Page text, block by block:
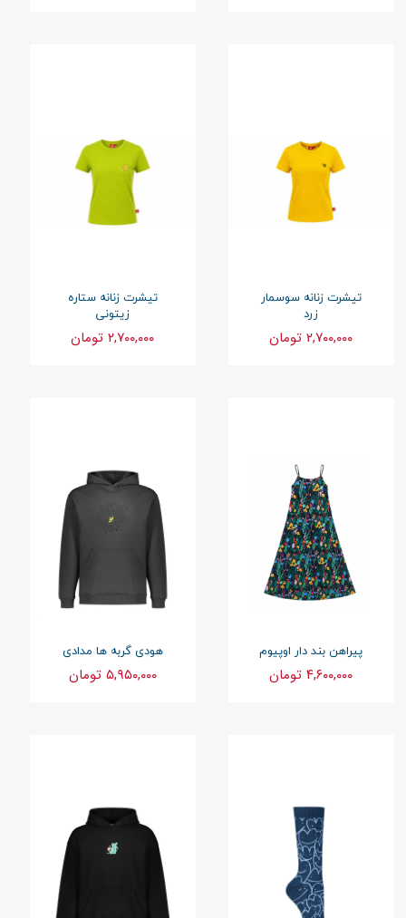
تیشرت زنانه سوسمار
زرد
۲,۷۰۰,۰۰۰ تومان
تیشرت زنانه ستاره
زیتونی
۲,۷۰۰,۰۰۰ تومان
پیراهن بند دار اوپیوم
۴,۶۰۰,۰۰۰ تومان
هودی گربه ها مدادی
۵,۹۵۰,۰۰۰ تومان